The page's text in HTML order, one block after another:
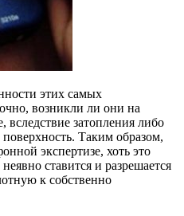
этих самых
возникли ли они на
вследствие затопления либо
Таким образом,
экспертизе, хоть это
ставится и разрешается
к собственно